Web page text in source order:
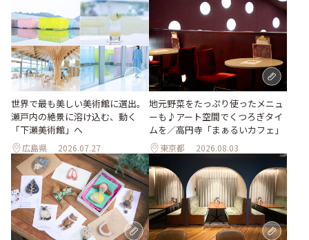
世界で最も美しい美術館に選出。
瀬戸内の絶景に溶け込む、動く
「下瀬美術館」へ
広島県 2026.07.27
地元野菜をたっぷり使ったメニュ
ーも♪アート空間でくつろぎタイ
ムを／高円寺「まぁるいカフェ」
東京都 2026.08.03